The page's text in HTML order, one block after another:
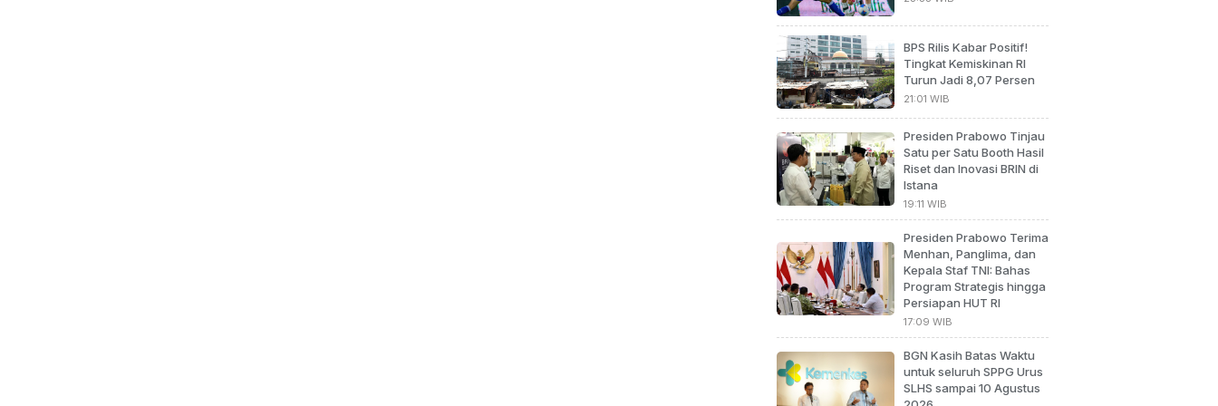
BPS Rilis Kabar Positif!
Tingkat Kemiskinan RI
Turun Jadi 8,07 Persen
21:01 WIB
Presiden Prabowo Tinjau
Satu per Satu Booth Hasil
Riset dan Inovasi BRIN di
Istana
19:11 WIB
Presiden Prabowo Terima
Menhan, Panglima, dan
Kepala Staf TNI: Bahas
Program Strategis hingga
Persiapan HUT RI
17:09 WIB
BGN Kasih Batas Waktu
untuk seluruh SPPG Urus
SLHS sampai 10 Agustus